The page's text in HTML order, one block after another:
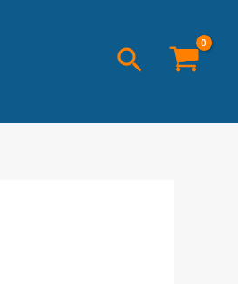
Buscar